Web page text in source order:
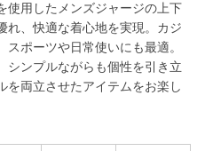
使用したメンズジャージの上下
れ、快適な着心地を実現。カジ
ポーツや日常使いにも最適。
シンプルながらも個性を引き立
を両立させたアイテムをお楽し